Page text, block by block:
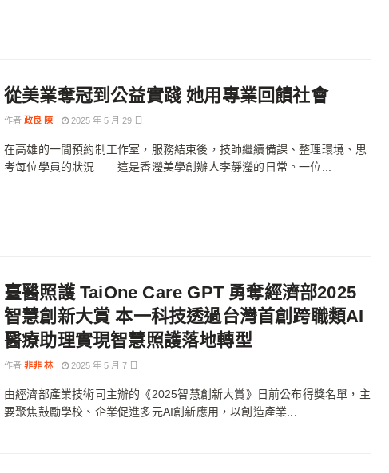
從美業奪冠到公益實踐 她用專業回饋社會
作者 政良 陳 2025 年 5 月 29 日
在高雄的一間預約制工作室，服務結束後，技師繼續備課、整理環境、思
考每位學員的狀況——這是香瀅美學創辦人李靜瀅的日常。一位...
臺醫照護 TaiOne Care GPT 勇奪經濟部2025
智慧創新大賞 本一科技透過台灣首創跨職類AI
醫療助理實現智慧照護落地轉型
作者 非非 林 2025 年 5 月 7 日
由經濟部產業技術司主辦的《2025智慧創新大賞》日前公布得獎名單，主
要聚焦鼓勵學校、企業促進多元AI創新應用，以創造產業...